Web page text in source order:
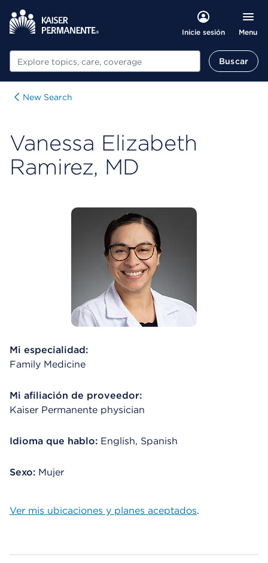
Inicie sesión Menu
Buscar Buscar
New Search
Vanessa Elizabeth
Ramirez, MD
Mi especialidad:
Family Medicine
Mi afiliación de proveedor:
Kaiser Permanente physician
Idioma que hablo: English, Spanish
Sexo: Mujer
Ver mis ubicaciones y planes aceptados.